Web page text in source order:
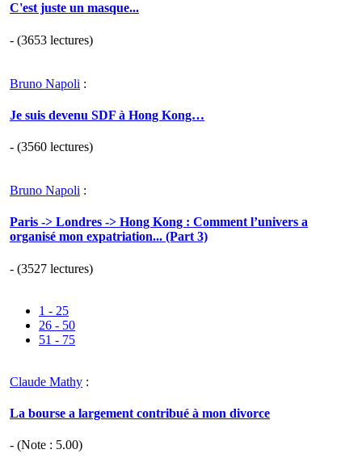
C'est juste un masque...
- (3653 lectures)
Bruno Napoli :
Je suis devenu SDF à Hong Kong…
- (3560 lectures)
Bruno Napoli :
Paris -> Londres -> Hong Kong : Comment l’univers a
organisé mon expatriation... (Part 3)
- (3527 lectures)
1 - 25
26 - 50
51 - 75
Claude Mathy :
La bourse a largement contribué à mon divorce
- (Note : 5.00)